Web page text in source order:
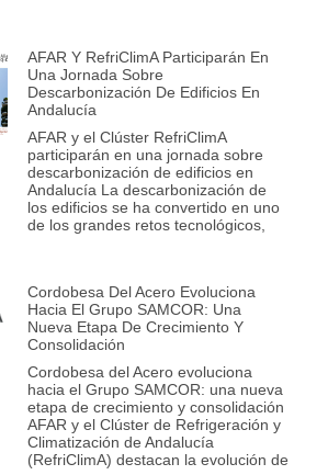
AFAR Y RefriClimA Participarán En
Una Jornada Sobre
Descarbonización De Edificios En
Andalucía
AFAR y el Clúster RefriClimA
participarán en una jornada sobre
descarbonización de edificios en
Andalucía La descarbonización de
los edificios se ha convertido en uno
de los grandes retos tecnológicos,
Cordobesa Del Acero Evoluciona
Hacia El Grupo SAMCOR: Una
Nueva Etapa De Crecimiento Y
Consolidación
Cordobesa del Acero evoluciona
hacia el Grupo SAMCOR: una nueva
etapa de crecimiento y consolidación
AFAR y el Clúster de Refrigeración y
Climatización de Andalucía
(RefriClimA) destacan la evolución de